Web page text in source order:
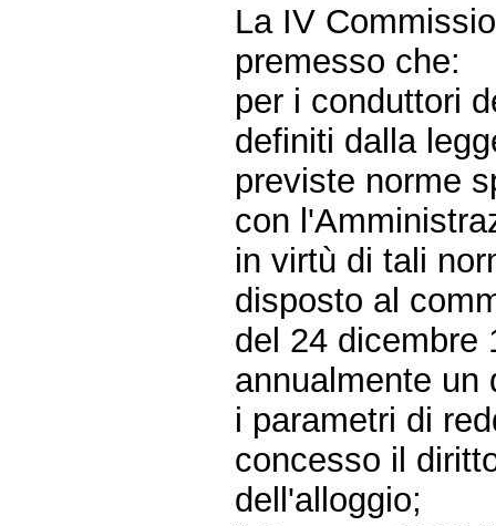
La IV
premesso che:
per i conduttori
definiti dalla
previste norme
con
in virtù di tali
disposto al
del 24 dicembre
annualmente un
i parametri di
concesso il
dell'alloggio;